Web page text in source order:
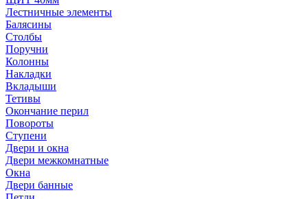
Лестничные элементы
Балясины
Столбы
Поручни
Колонны
Накладки
Вкладыши
Тетивы
Окончание перил
Повороты
Ступени
Двери и окна
Двери межкомнатные
Окна
Двери банные